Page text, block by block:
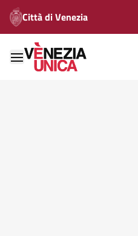
Città di Venezia